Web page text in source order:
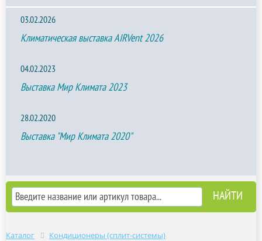
03.02.2026
Климатическая выставка AIRVent 2026
04.02.2023
Выставка Мир Климата 2023
28.02.2020
Выставка "Мир Климата 2020"
Каталог
Кондиционеры (сплит-системы)